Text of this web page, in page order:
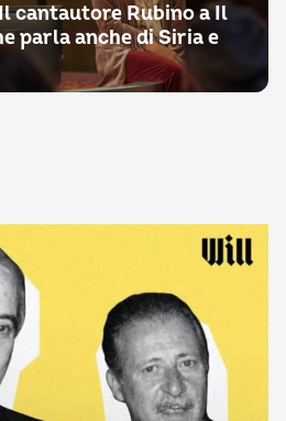
cantautore Rubino a Il
parla anche di Siria e